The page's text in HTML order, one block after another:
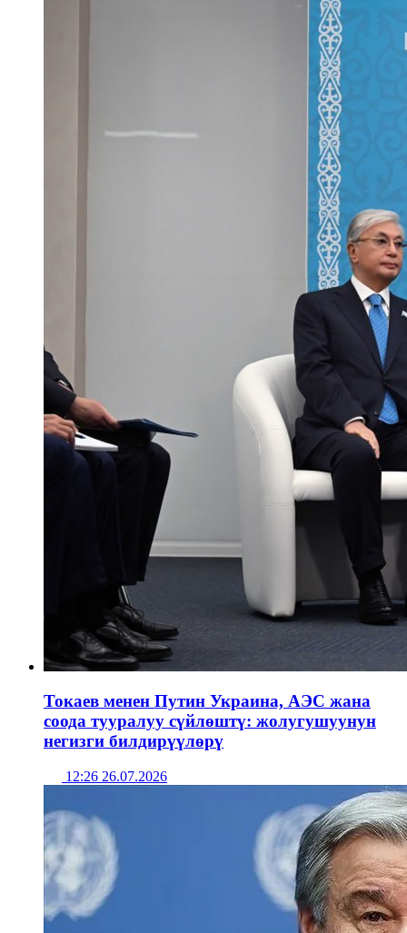
Токаев менен Путин Украина, АЭС жана
соода тууралуу сүйлөштү: жолугушуунун
негизги билдирүүлөрү
12:26 26.07.2026